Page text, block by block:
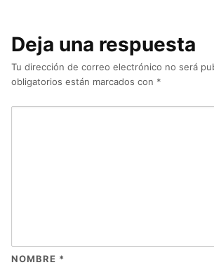
Deja una respuesta
Tu dirección de correo electrónico no será
obligatorios están marcados con *
NOMBRE *